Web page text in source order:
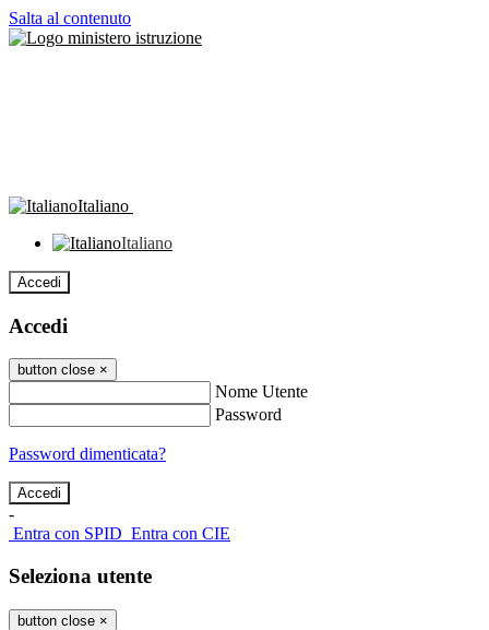
Salta al contenuto
Italiano
Italiano
Accedi
Accedi
button close ×
Nome Utente
Password
Password dimenticata?
-
Entra con SPID Entra con CIE
Seleziona utente
button close ×